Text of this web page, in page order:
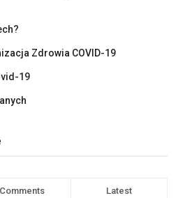
Zdrowia COVID-19
19
Comments Latest